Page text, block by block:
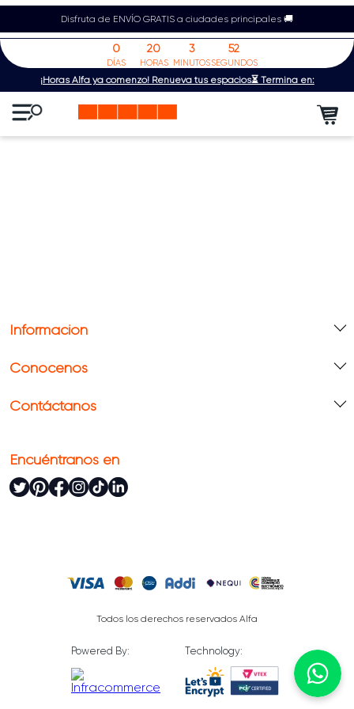
Disfruta de ENVÍO GRATIS a ciudades principales 🚚
¡Horas Alfa ya comenzó! Renueva tus espacios⏳ Termina en:
0
DÍAS
20
HORAS
3
MINUTOS
52
SEGUNDOS
Información
Conócenos
Contáctanos
Encuéntranos en
Todos los derechos reservados Alfa
Powered By: Technology: